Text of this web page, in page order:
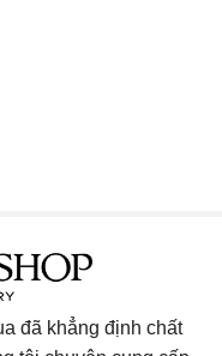
đã khẳng định chất